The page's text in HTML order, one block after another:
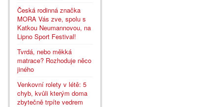
Česká rodinná značka
MORA Vás zve, spolu s
Katkou Neumannovou, na
Lipno Sport Festival!
Tvrdá, nebo měkká
matrace? Rozhoduje něco
jiného
Venkovní rolety v létě: 5
chyb, kvůli kterým doma
zbytečně trpíte vedrem